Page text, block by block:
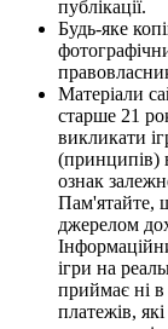
публікації.
Будь-яке
Матеріали
старше 21
викликати
(принципів)
ознак
Пам'ятайте,
джерелом
ігри на
приймає ні в
платежів,